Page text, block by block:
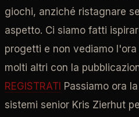
giochi, anziché ristagnare
aspetto. Ci siamo fatti
progetti e non vediamo
molti altri con la
REGISTRATI Passiamo ora
sistemi senior Kris Zierhut